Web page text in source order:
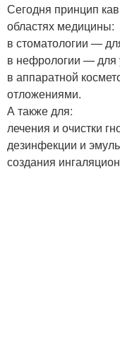
Сегодня принцип
областях медицины:
в стоматологии —
в нефрологии — для
в аппаратной
отложениями.
А также для:
лечения и очистки
дезинфекции и
создания